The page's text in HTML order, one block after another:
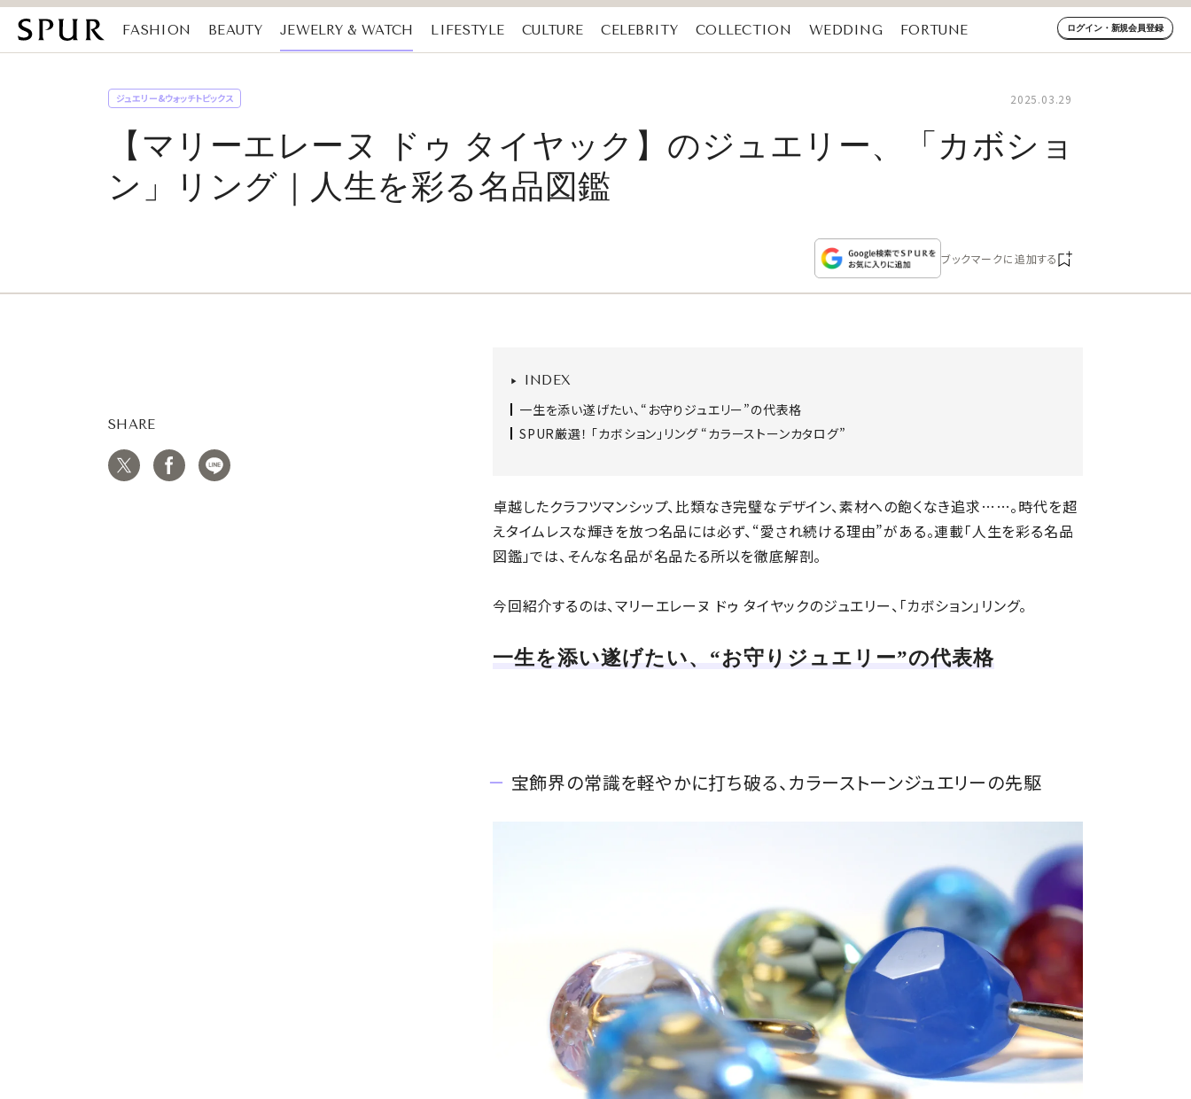
FASHION BEAUTY JEWELRY & WATCH LIFESTYLE CULTURE CELEBRITY COLLECTION WEDDING
FORTUNE
ログイン・新規会員登録
ジュエリー&ウォッチトピックス 2025.03.29
【マリーエレーヌ ドゥ タイヤック】のジュエリー、「カボショ
ン」リング｜人生を彩る名品図鑑
ブックマークに追加する
SHARE
INDEX
一生を添い遂げたい、“お守りジュエリー”の代表格
SPUR厳選！ 「カボション」リング “カラーストーンカタログ”
卓越したクラフツマンシップ、比類なき完璧なデザイン、素材への飽くなき追求……。時代を超
えタイムレスな輝きを放つ名品には必ず、“愛され続ける理由”がある。連載「人生を彩る名品
図鑑」では、そんな名品が名品たる所以を徹底解剖。
今回紹介するのは、マリーエレーヌ ドゥ タイヤックのジュエリー、「カボション」リング。
一生を添い遂げたい、“お守りジュエリー”の代表格
宝飾界の常識を軽やかに打ち破る、カラーストーンジュエリーの先駆